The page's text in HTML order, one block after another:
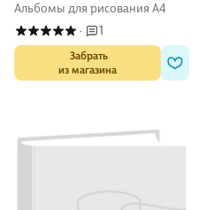
Альбомы для рисования А4
· 1
Забрать
из магазина